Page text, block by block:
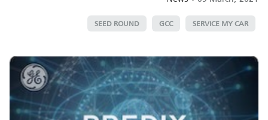
SERVICE MY CAR
GCC
SEED ROUND